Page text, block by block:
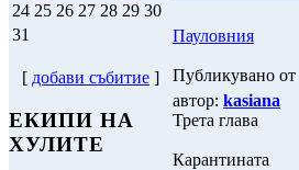
24 25 26 27 28 29 30
31
[ добави събитие ]
ЕКИПИ НА
ХУЛИТЕ
Пауловния
Публикувано от
автор: kasiana
Трета глава
Карантината